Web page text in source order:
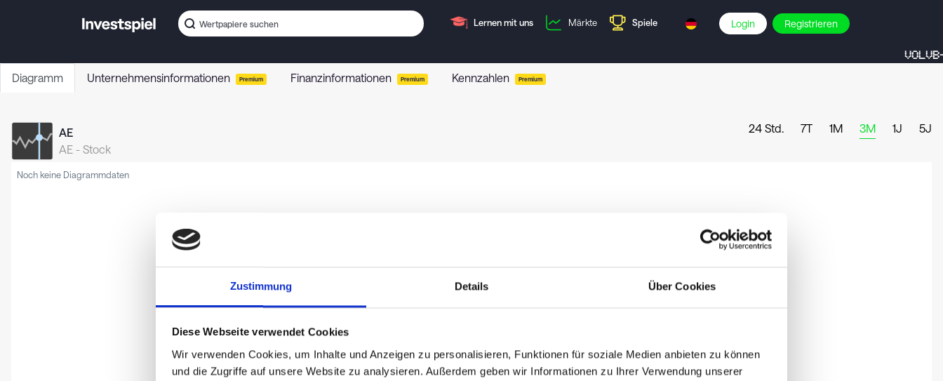
Zustimmung Details Über Cookies
Diese Webseite verwendet Cookies
Wir verwenden Cookies, um Inhalte und Anzeigen zu personalisieren, Funktionen für soziale Medien anbieten zu können
und die Zugriffe auf unsere Website zu analysieren. Außerdem geben wir Informationen zu Ihrer Verwendung unserer
Lernen mit uns Märkte Spiele Login Registrieren
VOLVB-
Diagramm Unternehmensinformationen Premium Finanzinformationen Premium Kennzahlen Premium
AE
AE - Stock
24 Std. 7T 1M 3M 1J 5J
Noch keine Diagrammdaten